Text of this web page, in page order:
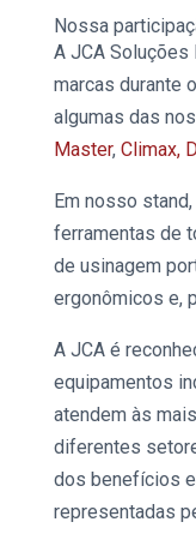
Nossa
A JCA
marcas durante
algumas das
Master, Climax,
Em nosso
ferramentas de
de usinagem
ergonômicos e,
A JCA é
equipamentos
atendem às
diferentes
dos benefícios
representadas